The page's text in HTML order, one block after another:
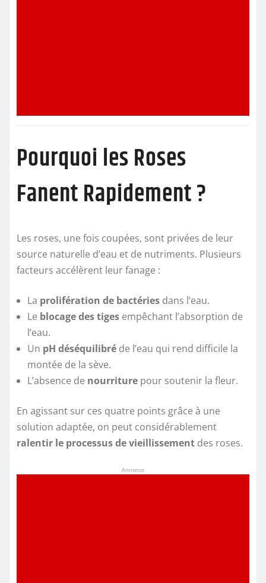
Pourquoi les Roses
Fanent Rapidement ?
Les roses, une fois coupées, sont privées de leur
source naturelle d’eau et de nutriments. Plusieurs
facteurs accélèrent leur fanage :
La prolifération de bactéries dans l’eau.
Le blocage des tiges empêchant l’absorption de
l’eau.
Un pH déséquilibré de l’eau qui rend difficile la
montée de la sève.
L’absence de nourriture pour soutenir la fleur.
En agissant sur ces quatre points grâce à une
solution adaptée, on peut considérablement
ralentir le processus de vieillissement des roses.
Annonce